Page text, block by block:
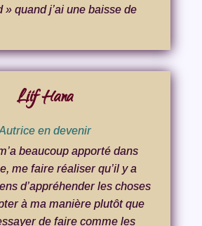
» quand j’ai une baisse de
Liif Hana
en devenir
beaucoup apporté dans
me faire réaliser qu’il y a
d’appréhender les choses
à ma manière plutôt que
de faire comme les